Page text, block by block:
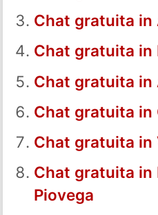
Chat gratuita in
Chat gratuita in
Chat gratuita in
Chat gratuita in
Chat gratuita in
Chat gratuita in
Piovega